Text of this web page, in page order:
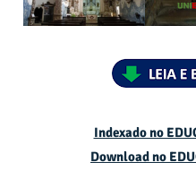
Indexado no
Download no